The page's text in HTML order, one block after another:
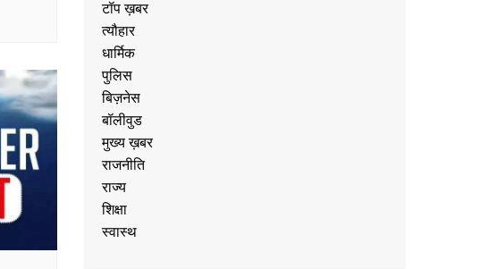
टॉप ख़बर
त्यौहार
धार्मिक
पुलिस
बिज़नेस
बॉलीवुड
मुख्य ख़बर
राजनीति
राज्य
शिक्षा
स्वास्थ